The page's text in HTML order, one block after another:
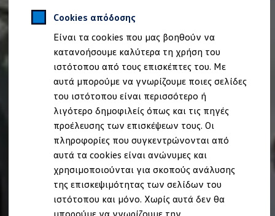
Cookies απόδοσης
Είναι τα cookies που μας βοηθούν να
κατανοήσουμε καλύτερα τη χρήση του
ιστότοπου από τους επισκέπτες του. Με
αυτά μπορούμε να γνωρίζουμε ποιες σελίδες
του ιστότοπου είναι περισσότερο ή
λιγότερο δημοφιλείς όπως και τις πηγές
προέλευσης των επισκέψεων τους. Οι
πληροφορίες που συγκεντρώνονται από
αυτά τα cookies είναι ανώνυμες και
χρησιμοποιούνται για σκοπούς ανάλυσης
της επισκεψιμότητας των σελίδων του
ιστότοπου και μόνο. Χωρίς αυτά δεν θα
μπορούμε να γνωρίζουμε την
Χρηματοδότηση και Leasing
Volkswagen Easy Living
Χρηματοδότηση Auto Credit
Χρηματοδότηση Classic Credit
Καινοτόμες Τεχνολογίες
Ιδιοκτήτες και υπηρεσίες After Sales
myVolkswagen
Service και γνήσια ανταλλακτικά
Επιθεώρηση & ΚΤΕΟ
Επισκευές & έλεγχοι
Λιπαντικά κινητήρα και υγρά
Τροχοί και ελαστικά
Οδική Βοήθεια
Volkswagen Service
Ανταλλακτικά Volkswagen
Γνήσια αξεσουάρ Volkswagen
Γνήσια αξεσουάρ Volkswagen ειδικά για κάθε
Εσωτερική και εξωτερική προστασία